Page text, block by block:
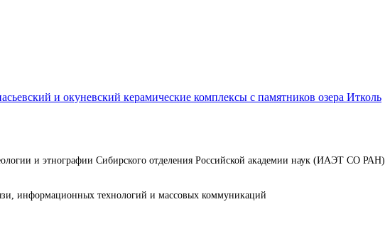
и окуневский керамические комплексы с памятников озера Итколь
и этнографии Сибирского отделения Российской академии наук (ИАЭТ СО РАН)
информационных технологий и массовых коммуникаций